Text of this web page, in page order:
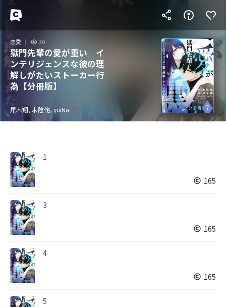
恋愛 30
獄門先輩の愛が重い イ
ンテリジェンスな彼の理
解しがたいストーカー行
為【分冊版】
犀木翔, 木陰侘, yuiNa
1
165
3
165
4
165
5